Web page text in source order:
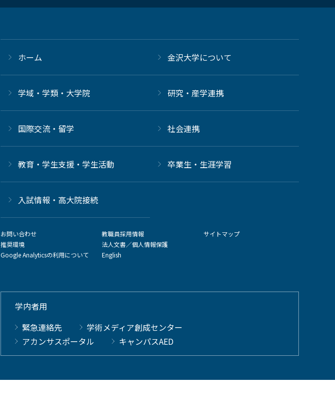
ホーム 金沢大学について
学域・学類・大学院 研究・産学連携
国際交流・留学 社会連携
教育・学生支援・学生活動 卒業生・生涯学習
⼊試情報・高大院接続
お問い合わせ
推奨環境
Google Analyticsの利用について
教職員採用情報
法人文書／個人情報保護
English
サイトマップ
学内者用
緊急連絡先
学術メディア創成センター
アカンサスポータル
キャンパスAED